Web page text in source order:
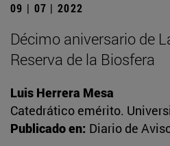
09 | 07 | 2022
Décimo aniversario de
Reserva de la Biosfera
Luis Herrera Mesa
Catedrático emérito.
Publicado en: Diario de